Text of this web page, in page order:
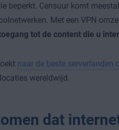
beperkt. Censuur komt
Met een VPN
tot de content die u
naar de beste serverlanden
wereldwijd.
dat